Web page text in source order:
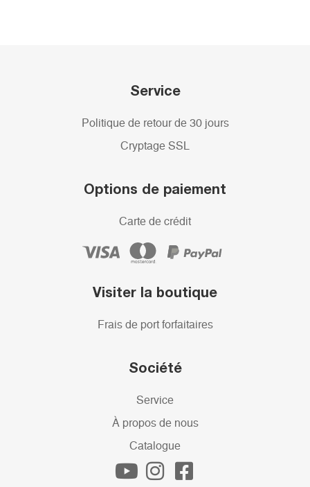
Service
Politique de retour de 30 jours
Cryptage SSL
Options de paiement
Carte de crédit
Visiter la boutique
Frais de port forfaitaires
Société
Service
À propos de nous
Catalogue